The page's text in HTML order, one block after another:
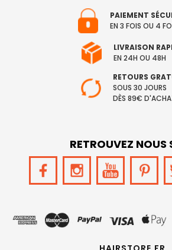
PAIEMENT
EN 3 FOIS OU 4
LIVRAISON
EN 24H OU 48H
RETOURS
SOUS 30 JOURS
DÈS 89€
RETROUVEZ NOUS